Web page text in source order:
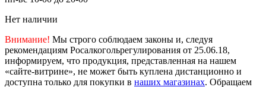
Нет наличии
Внимание! Мы строго соблюдаем законы и, следуя
рекомендациям Росалкогольрегулирования от 25.06.18,
информируем, что продукция, представленная на нашем
«сайте-витрине», не может быть куплена дистанционно и
доступна только для покупки в наших магазинах. Обращаем